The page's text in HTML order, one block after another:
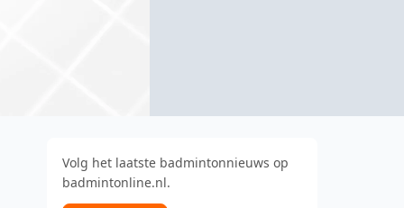
Volg het laatste badmintonnieuws op
badmintonline.nl.